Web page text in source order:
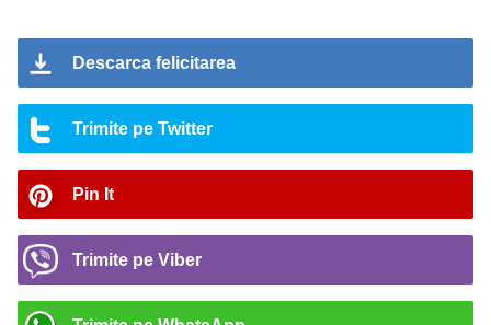
Descarca felicitarea
Trimite pe Twitter
Pin It
Trimite pe Viber